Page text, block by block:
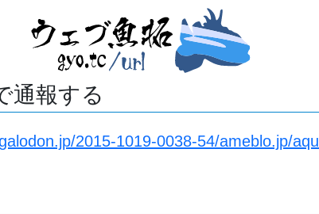
通報する
2015-1019-0038-54/ameblo.jp/